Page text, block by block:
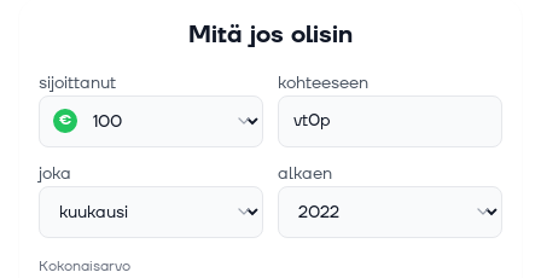
Mitä jos olisin
sijoittanut
€
kohteeseen
vt0p
joka alkaen
Kokonaisarvo